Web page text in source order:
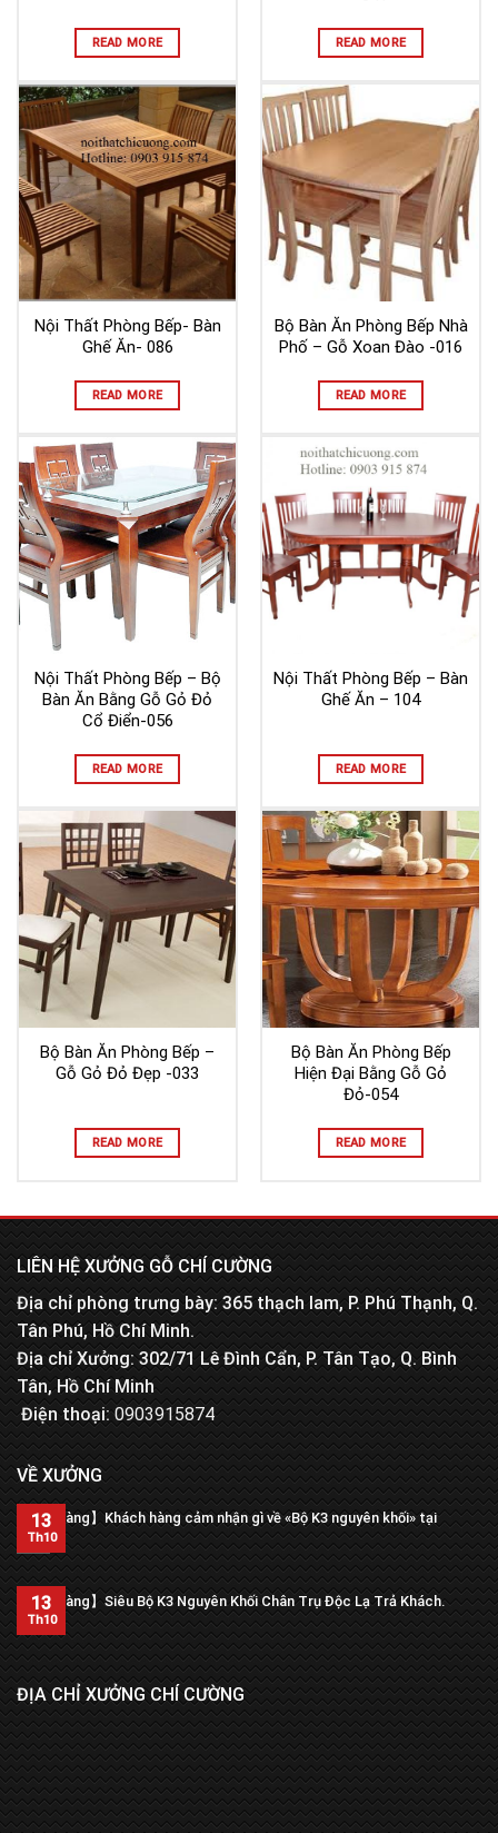
READ MORE READ MORE
Nội Thất Phòng Bếp- Bàn
Ghế Ăn- 086
READ MORE
Bộ Bàn Ăn Phòng Bếp Nhà
Phố – Gỗ Xoan Đào -016
READ MORE
Nội Thất Phòng Bếp – Bộ
Bàn Ăn Bằng Gỗ Gỏ Đỏ
Cổ Điển-056
READ MORE
Nội Thất Phòng Bếp – Bàn
Ghế Ăn – 104
READ MORE
Bộ Bàn Ăn Phòng Bếp –
Gỗ Gỏ Đỏ Đẹp -033
READ MORE
Bộ Bàn Ăn Phòng Bếp
Hiện Đại Bằng Gỗ Gỏ
Đỏ-054
READ MORE
LIÊN HỆ XƯỞNG GỖ CHÍ CƯỜNG
Địa chỉ phòng trưng bày: 365 thạch lam, P. Phú Thạnh, Q.
Tân Phú, Hồ Chí Minh.
Địa chỉ Xưởng: 302/71 Lê Đình Cẩn, P. Tân Tạo, Q. Bình
Tân, Hồ Chí Minh
Điện thoại:0903915874
VỀ XƯỞNG
【Trả hàng】Khách hàng cảm nhận gì về «Bộ K3 nguyên khối» tại
xưởng?
13
Th10
【Trả hàng】Siêu Bộ K3 Nguyên Khối Chân Trụ Độc Lạ Trả Khách.
13
Th10
ĐỊA CHỈ XƯỞNG CHÍ CƯỜNG